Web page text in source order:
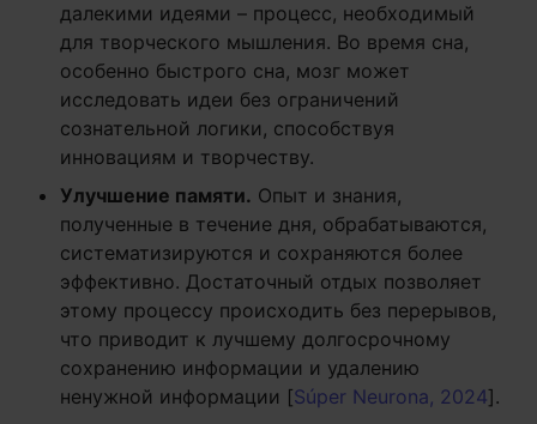
далекими идеями – процесс, необходимый
для творческого мышления. Во время сна,
особенно быстрого сна, мозг может
исследовать идеи без ограничений
сознательной логики, способствуя
инновациям и творчеству.
Улучшение памяти. Опыт и знания,
полученные в течение дня, обрабатываются,
систематизируются и сохраняются более
эффективно. Достаточный отдых позволяет
этому процессу происходить без перерывов,
что приводит к лучшему долгосрочному
сохранению информации и удалению
ненужной информации [Súper Neurona, 2024].